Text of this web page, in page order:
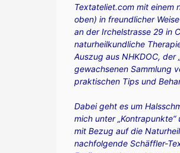
Textateliet.com mit einem
oben) in freundlicher
an der Irchelstrasse 29 in
naturheilkundliche
Auszug aus NHKDOC, der
gewachsenen Sammlung
praktischen Tips und
Dabei geht es um
mich unter „Kontrapunkte“
mit Bezug auf die
nachfolgende Schäffler-